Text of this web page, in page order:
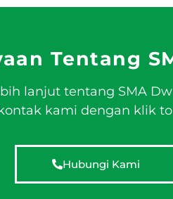
Tentang
lanjut tentang SMA
kami dengan klik
Hubungi Kami